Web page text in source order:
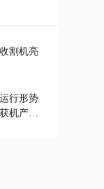
割机亮
行形势
机产量